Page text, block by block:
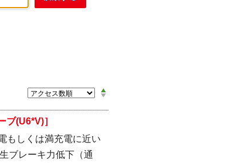
(U6*V)］
もしくは満充電に近い
ブレーキ力低下（通